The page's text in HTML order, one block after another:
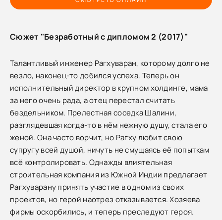
Сюжет "Безработный с дипломом 2 (2017)"
Талантливый инженер Рагхуваран, которому долго не
везло, наконец-то добился успеха. Теперь он
исполнительный директор в крупном холдинге, мама
за него очень рада, а отец перестал считать
бездельником. Прелестная соседка Шалини,
разглядевшая когда-то в нём нежную душу, стала его
женой. Она часто ворчит, но Рагху любит свою
супругу всей душой, ничуть не смущаясь её попыткам
всё контролировать. Однажды влиятельная
строительная компания из Южной Индии предлагает
Рагхуварану принять участие в одном из своих
проектов, но герой наотрез отказывается. Хозяева
фирмы оскорбились, и теперь преследуют героя.